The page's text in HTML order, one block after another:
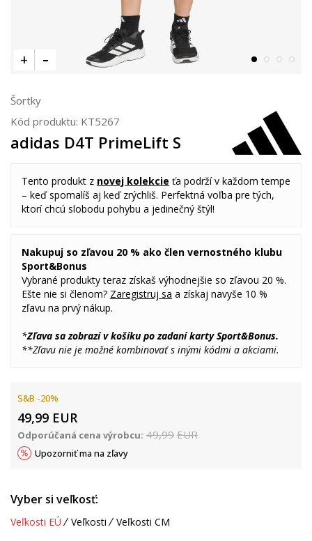
Šortky
Kód produktu: KT5267
adidas D4T PrimeLift S
Tento produkt z novej kolekcie ťa podrží v každom tempe
– keď spomalíš aj keď zrýchliš. Perfektná voľba pre tých,
ktorí chcú slobodu pohybu a jedinečný štýl!
Nakupuj so zľavou 20 % ako člen vernostného klubu
Sport&Bonus
Vybrané produkty teraz získaš výhodnejšie so zľavou 20 %.
Ešte nie si členom? Zaregistruj sa a získaj navyše 10 %
zľavu na prvý nákup.
*Zľava sa zobrazí v košíku po zadaní karty Sport&Bonus.
**Zľavu nie je možné kombinovať s inými kódmi a akciami.
S&B -20%
49,99 EUR
Odporúčaná cena výrobcu: 49,99 EUR
Upozorniť ma na zľavy
Vyber si veľkosť:
Veľkosti EÚ Veľkosti Veľkosti CM